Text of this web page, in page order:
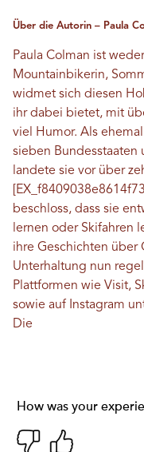
Über die Autorin – Paula
Paula Colman ist
Mountainbikerin,
widmet sich diesen
ihr dabei bietet, mit
viel Humor. Als
sieben Bundesstaaten
landete sie vor über
beschloss, dass sie
lernen oder Skifahren
ihre Geschichten über
Unterhaltung nun
Plattformen wie Visit,
sowie auf Instagram
Die